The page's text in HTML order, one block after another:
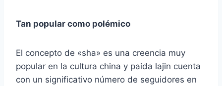
Tan popular como polémico
El concepto de «sha» es una creencia muy
popular en la cultura china y paida lajin cuenta
con un significativo número de seguidores en